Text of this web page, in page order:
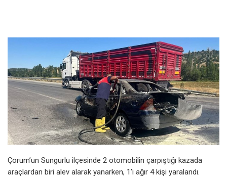
Çorum’un Sungurlu ilçesinde 2 otomobilin çarpıştığı kazada
araçlardan biri alev alarak yanarken, 1’i ağır 4 kişi yaralandı.